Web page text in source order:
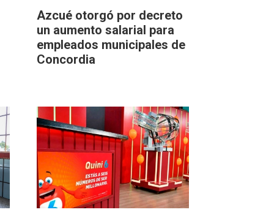
Azcué otorgó por decreto
un aumento salarial para
empleados municipales de
Concordia